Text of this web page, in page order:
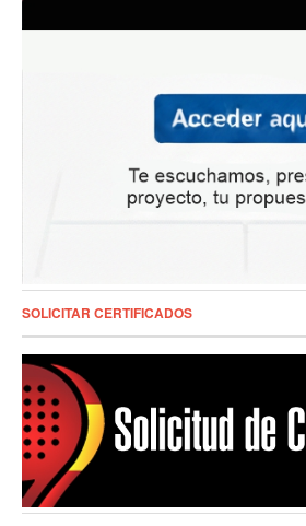
SOLICITAR CERTIFICADOS